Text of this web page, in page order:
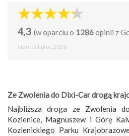
4,3(w oparciu o 1286opinii z
stan na lipiec 2026
Ze Zwolenia do Dixi-Car drogą
Najbliższa droga ze Zwolenia
Kozienice, Magnuszew i Górę
Kozienickiego Parku